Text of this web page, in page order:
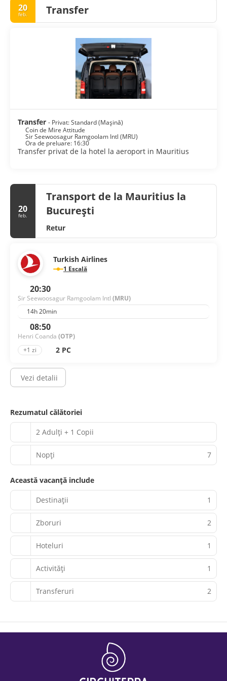
20
feb. Transfer
Transfer - Privat: Standard (Mașină)
Coin de Mire Attitude
Sir Seewoosagur Ramgoolam Intl (MRU)
Ora de preluare: 16:30
Transfer privat de la hotel la aeroport in Mauritius
20
feb.
Transport de la Mauritius la
București
Retur
Turkish Airlines
1 Escală
20:30
Sir Seewoosagur Ramgoolam Intl (MRU)
14h 20min
08:50
Henri Coanda (OTP)
+1 zi
2 PC
Vezi detalii
Rezumatul călătoriei
2 Adulți + 1 Copii
Nopţi 7
Această vacanță include
Destinații 1
Zboruri 2
Hoteluri 1
Activităţi 1
Transferuri 2